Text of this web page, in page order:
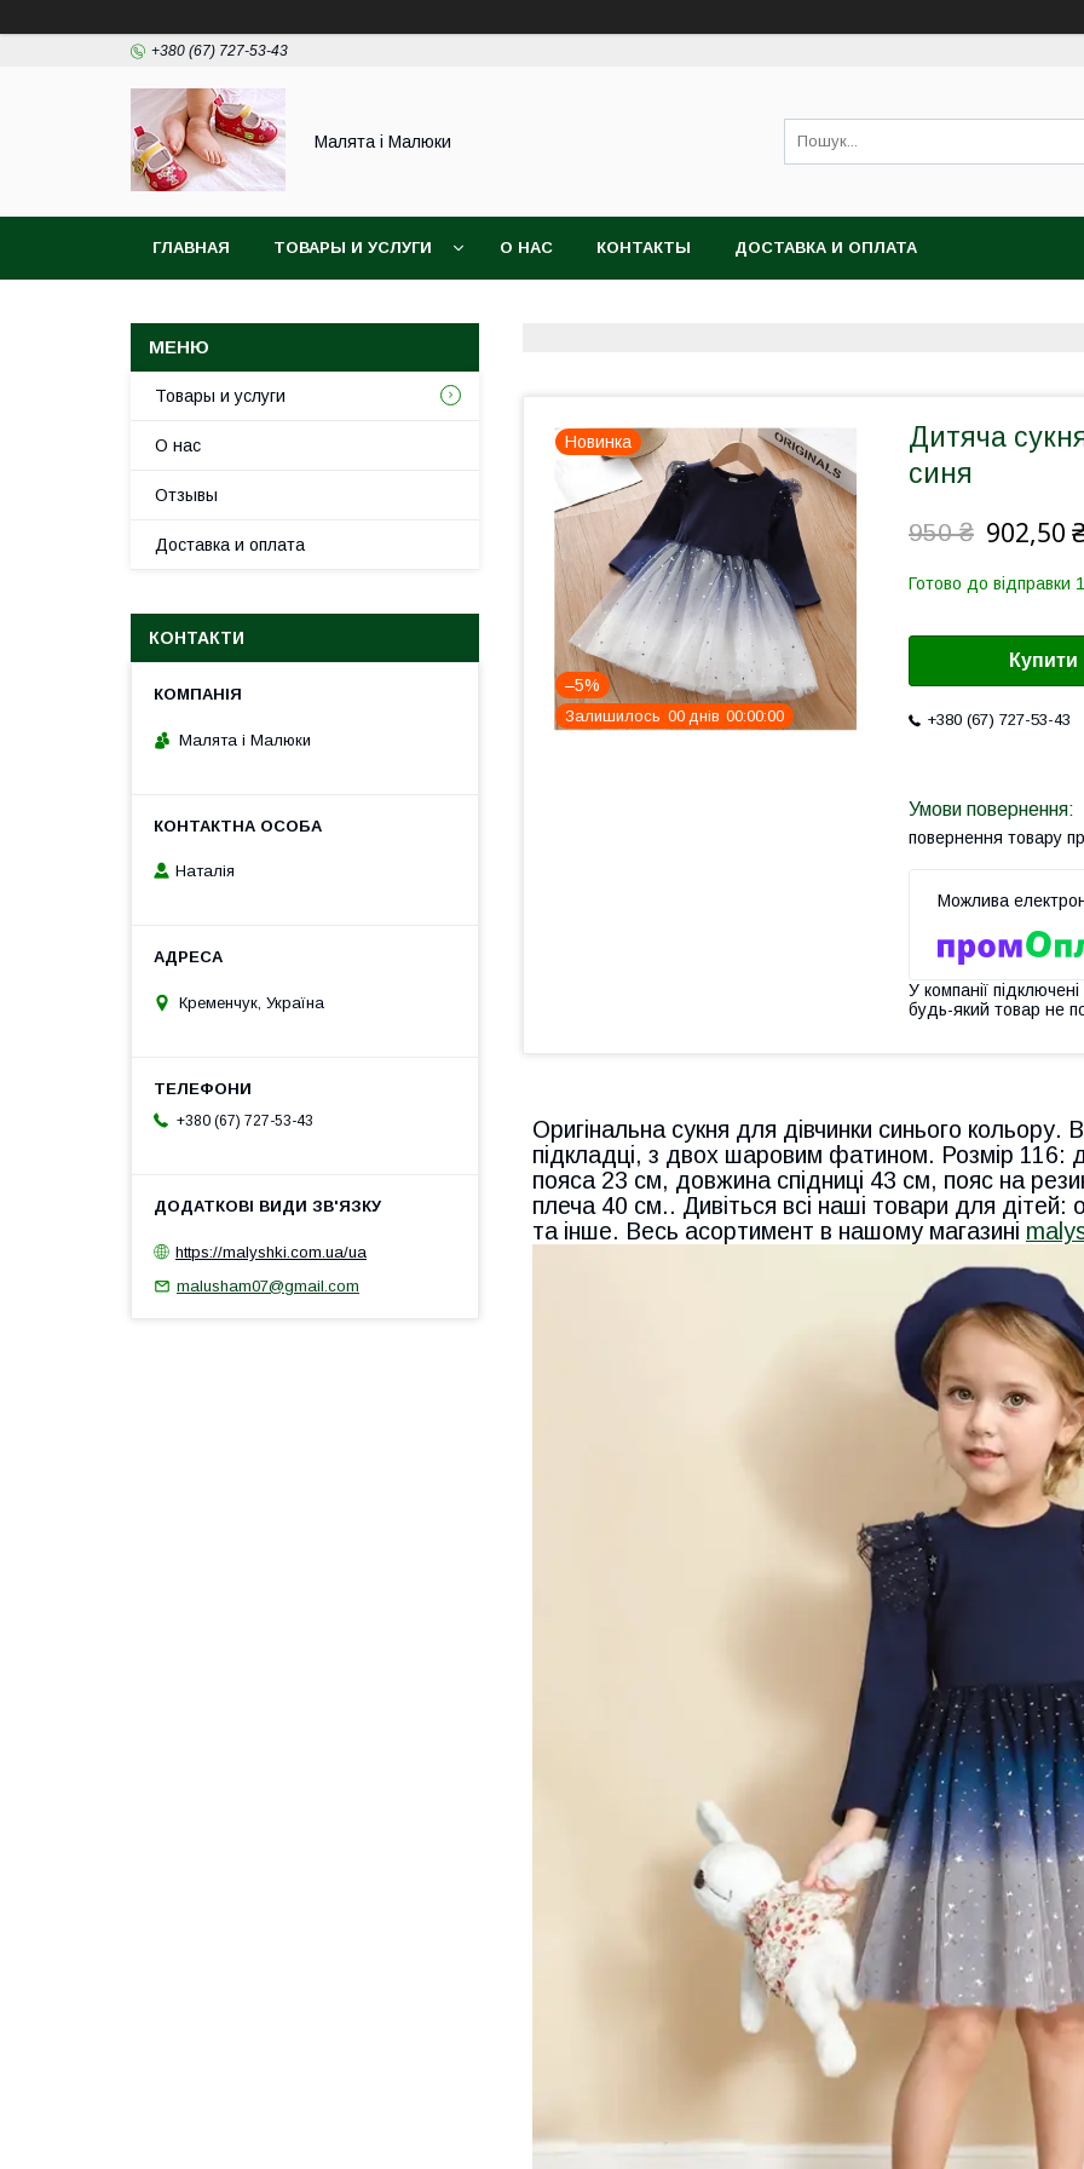
+380 (67) 727-53-43
Малята і Малюки
ГЛАВНАЯ ТОВАРЫ И УСЛУГИ О НАС КОНТАКТЫ ДОСТАВКА И ОПЛАТА
Новинка
–5%
Залишилось 00 днів 00 00 00
Дитяча
синя
950 ₴ 902,50
Готово до відправки
Купити
+380 (67) 727-53-43
повернення товару
У компанії
будь-який товар не
Оригінальна сукня для дівчинки синього кольору.
підкладці, з двох шаровим фатином. Розмір 116:
пояса 23 см, довжина спідниці 43 см, пояс на
плеча 40 см.. Дивіться всі наші товари для дітей:
та інше. Весь асортимент в нашому магазині
Товары и услуги
О нас
Отзывы
Доставка и оплата
КОНТАКТИ
Малята і Малюки
Наталія
Кременчук, Україна
+380 (67) 727-53-43
https://malyshki.com.ua/ua
malusham07@gmail.com